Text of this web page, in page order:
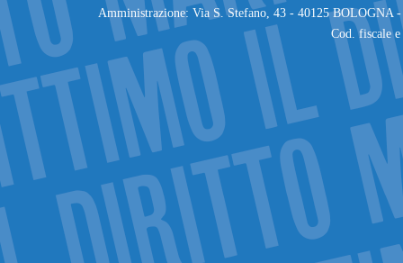
Amministrazione: Via S. Stefano, 43 - 40125
Cod. fiscale